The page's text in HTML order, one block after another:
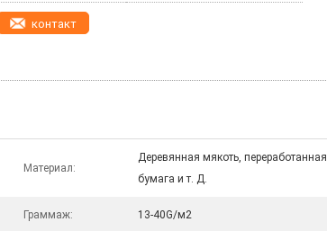
контакт
Материал:
Деревянная мякоть, переработанная
бумага и т. Д.
Граммаж: 13-40G/м2